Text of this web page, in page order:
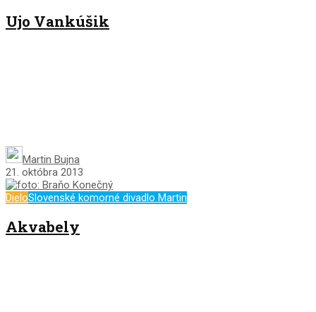
Ujo Vankúšik
Martin Bujna
21. októbra 2013
DieloSlovenské komorné divadlo Martin
Akvabely